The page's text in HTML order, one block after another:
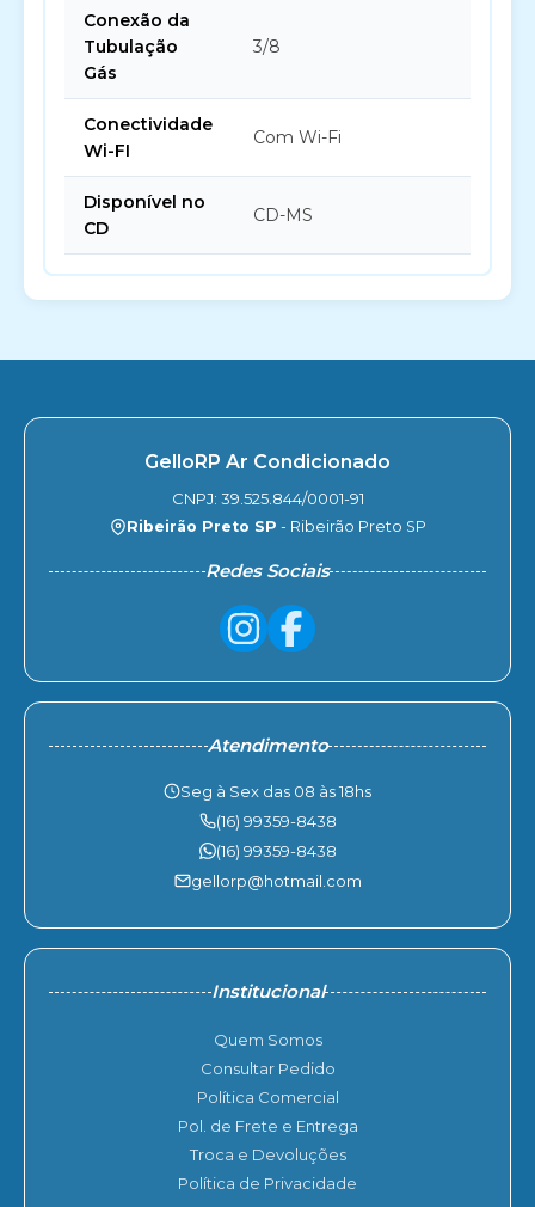
Conexão da
Tubulação
Gás
3/8
Conectividade
Wi-FI
Com Wi-Fi
Disponível no
CD
CD-MS
GelloRP Ar Condicionado
CNPJ: 39.525.844/0001-91
Ribeirão Preto SP - Ribeirão Preto SP
Redes Sociais
Atendimento
Seg à Sex das 08 às 18hs
(16) 99359-8438
(16) 99359-8438
gellorp@hotmail.com
Institucional
Quem Somos
Consultar Pedido
Política Comercial
Pol. de Frete e Entrega
Troca e Devoluções
Política de Privacidade